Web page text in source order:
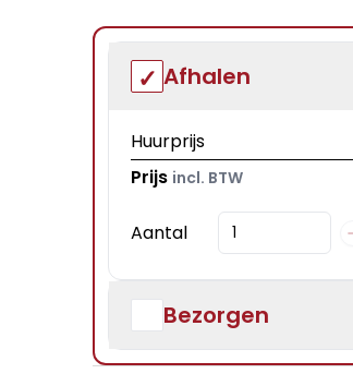
Afhalen
Huurprijs
Prijs incl. BTW
Aantal
Bezorgen